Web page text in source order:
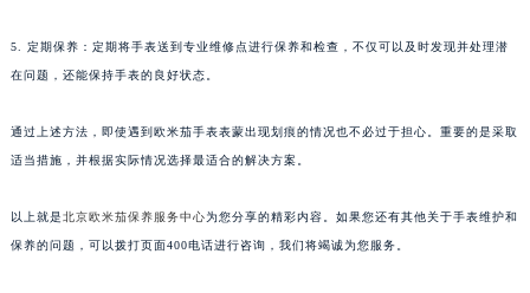
5. 定期保养：定期将手表送到专业维修点进行保养和检查，不仅可以及时发现并处理潜
在问题，还能保持手表的良好状态。
通过上述方法，即使遇到欧米茄手表表蒙出现划痕的情况也不必过于担心。重要的是采取
适当措施，并根据实际情况选择最适合的解决方案。
以上就是北京欧米茄保养服务中心为您分享的精彩内容。如果您还有其他关于手表维护和
保养的问题，可以拨打页面400电话进行咨询，我们将竭诚为您服务。